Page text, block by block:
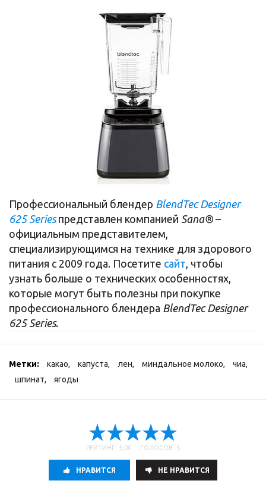
Профессиональный блендер BlendTec Designer
625 Seriesпредставлен компанией Sana® –
официальным представителем,
специализирующимся на технике для здорового
питания с 2009 года. Посетите сайт , чтобы
узнать больше о технических особенностях,
которые могут быть полезны при покупке
профессионального блендера BlendTec Designer
625 Series.
Метки: какао, капуста, лен, миндальное молоко, чиа,
шпинат, ягоды
РЕЙТИНГ: 5,00 ГОЛОСОВ: 5
НРАВИТСЯ НE НРАВИТСЯ